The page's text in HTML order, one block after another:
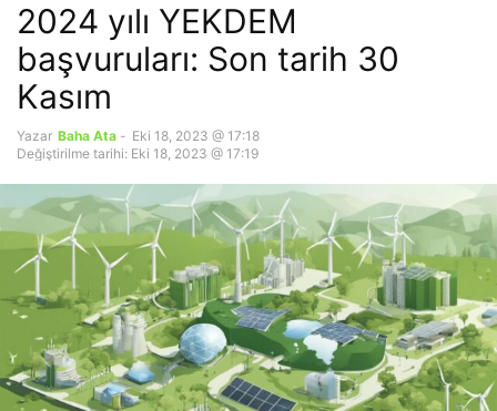
2024 yılı YEKDEM
başvuruları: Son tarih 30
Kasım
Yazar Baha Ata - Eki 18, 2023 @ 17:18
Değiştirilme tarihi: Eki 18, 2023 @ 17:19